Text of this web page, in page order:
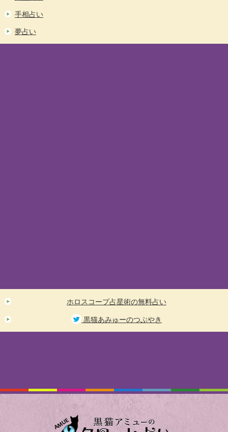
手相占い
夢占い
ホロスコープ占星術の無料占い
黒猫あみゅーのつぶやき